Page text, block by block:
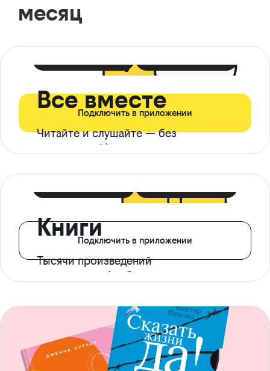
месяц
Все вместе
Читайте и слушайте — без
ограничений*
Подключить в приложении
Книги
Тысячи произведений
с доступом офлайн
Подключить в приложении